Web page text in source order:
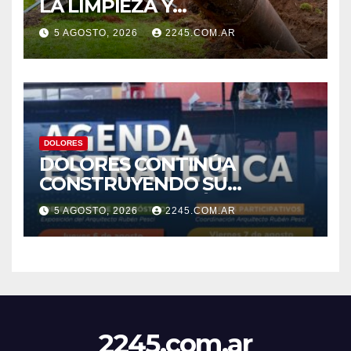
LA LIMPIEZA Y
MANTENIMIENTO DE
DESAGÜES
5 AGOSTO, 2026 2245.COM.AR
DOLORES
DOLORES CONTINÚA
CONSTRUYENDO SU
AGENDA ESTRATÉGICA CON
NUEVAS JORNADAS
PARTICIPATIVAS
5 AGOSTO, 2026 2245.COM.AR
2245.com.ar